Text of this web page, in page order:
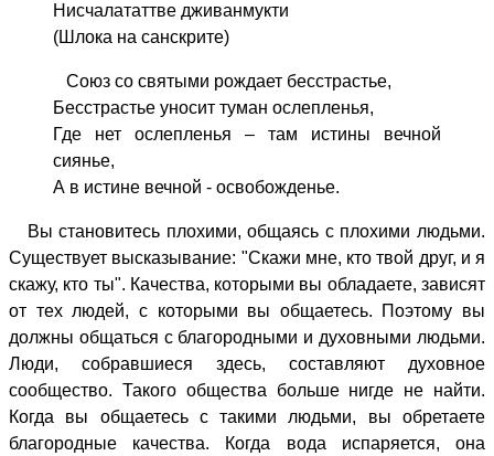
Нисчалататтве дживанмукти
(Шлока на санскрите)
Союз со святыми рождает бесстрастье,
Бесстрастье уносит туман ослепленья,
Где нет ослепленья – там истины вечной
сиянье,
А в истине вечной - освобожденье.
Вы становитесь плохими, общаясь с плохими людьми.
Существует высказывание: "Cкажи мне, кто твой друг, и я
скажу, кто ты". Качества, которыми вы обладаете, зависят
от тех людей, с которыми вы общаетесь. Поэтому вы
должны общаться с благородными и духовными людьми.
Люди, собравшиеся здесь, составляют духовное
сообщество. Такого общества больше нигде не найти.
Когда вы общаетесь с такими людьми, вы обретаете
благородные качества. Когда вода испаряется, она